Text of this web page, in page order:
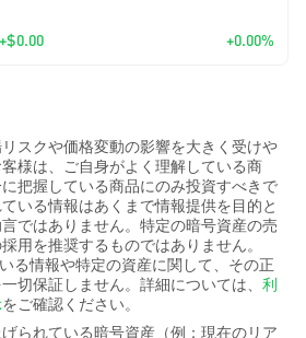
+$0.00 +0.00%
スクや価格変動の影響を大きく受けや
様は、ご自身がよく理解している商
把握している商品にのみ投資すべきで
いる情報はあくまで情報提供を目的と
ではありません。特定の暗号資産の売
用を推奨するものではありません。
る情報や特定の資産に関して、その正
切保証しません。詳細については、 利
をご確認ください。
られている暗号資産（例：現在のリア